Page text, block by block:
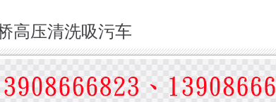
高压清洗吸污车